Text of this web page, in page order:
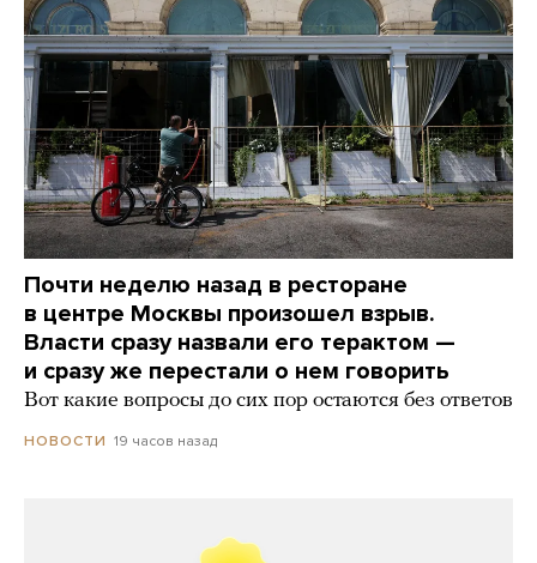
Почти неделю назад в ресторане
в центре Москвы произошел взрыв.
Власти сразу назвали его терактом —
и сразу же перестали о нем говорить
Вот какие вопросы до сих пор остаются без ответов
НОВОСТИ 19 часов назад